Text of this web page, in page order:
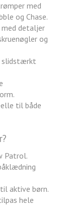
med
og Chase.
detaljer
og
slidstærkt
til både
Patrol.
aktive børn.
hele